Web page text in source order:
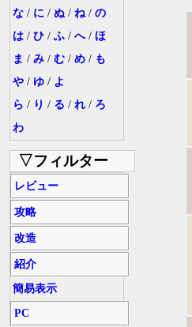
な / に / ぬ / ね/ の
は / ひ / ふ / へ/ ほ
ま / み / む / め / も
や / ゆ / よ
ら / り / る / れ / ろ
わ
▽フィルター
レビュー
攻略
改造
紹介
簡易表示
PC